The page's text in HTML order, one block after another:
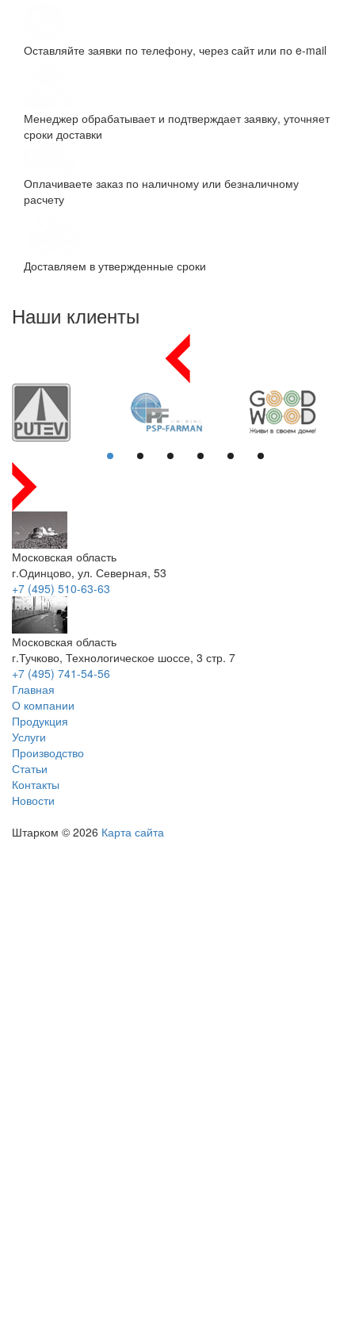
Оставляйте заявки по телефону, через сайт или по e-mail
Менеджер обрабатывает и подтверждает заявку, уточняет
сроки доставки
Оплачиваете заказ по наличному или безналичному
расчету
Доставляем в утвержденные сроки
Наши клиенты
Московская область
г.Одинцово, ул. Северная, 53
+7 (495) 510-63-63
Московская область
г.Тучково, Технологическое шоссе, 3 стр. 7
+7 (495) 741-54-56
Главная
О компании
Продукция
Услуги
Производство
Статьи
Контакты
Новости
Штарком © 2026 Карта сайта